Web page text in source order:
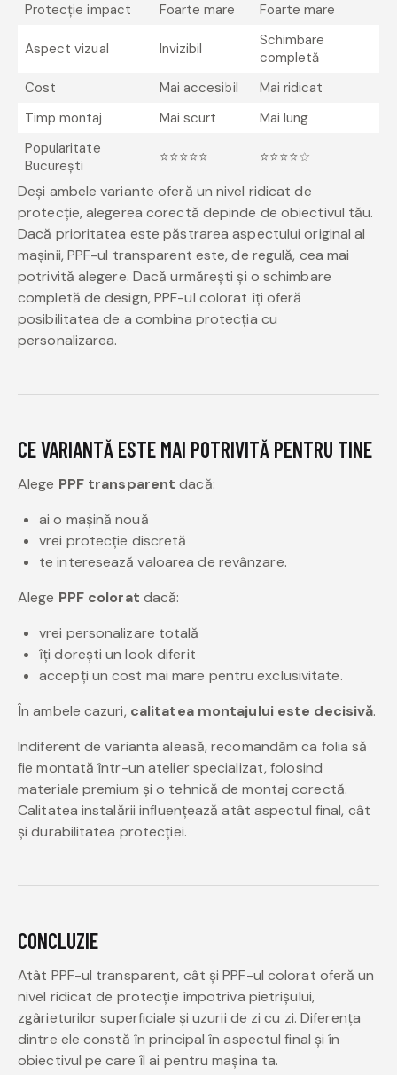
Protecție impact Foarte mare Foarte mare
Aspect vizual Invizibil
Schimbare
completă
Cost
Mai accesibil
Mai ridicat
Timp montaj
Mai scurt
Mai lung
Popularitate
București
⭐⭐⭐⭐⭐ ⭐⭐⭐⭐☆
Deși ambele variante oferă un nivel ridicat de
protecție, alegerea corectă depinde de obiectivul tău.
Dacă prioritatea este păstrarea aspectului original al
mașinii, PPF-ul transparent este, de regulă, cea mai
potrivită alegere. Dacă urmărești și o schimbare
completă de design, PPF-ul colorat îți oferă
posibilitatea de a combina protecția cu
personalizarea.
CE VARIANTĂ ESTE MAI POTRIVITĂ PENTRU TINE
Alege PPF transparent dacă:
ai o mașină nouă
vrei protecție discretă
te interesează valoarea de revânzare.
Alege PPF colorat dacă:
vrei personalizare totală
îți dorești un look diferit
accepți un cost mai mare pentru exclusivitate.
În ambele cazuri, calitatea montajului este decisivă.
Indiferent de varianta aleasă, recomandăm ca folia să
fie montată într-un atelier specializat, folosind
materiale premium și o tehnică de montaj corectă.
Calitatea instalării influențează atât aspectul final, cât
și durabilitatea protecției.
CONCLUZIE
Atât PPF-ul transparent, cât și PPF-ul colorat oferă un
nivel ridicat de protecție împotriva pietrișului,
zgârieturilor superficiale și uzurii de zi cu zi. Diferența
dintre ele constă în principal în aspectul final și în
obiectivul pe care îl ai pentru mașina ta.